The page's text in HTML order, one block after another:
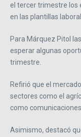
el tercer trimestre los
en las plantillas
Para Márquez Pitol
esperar algunas
trimestre.
Refirió que el
sectores como el
como
Asimismo, destacó